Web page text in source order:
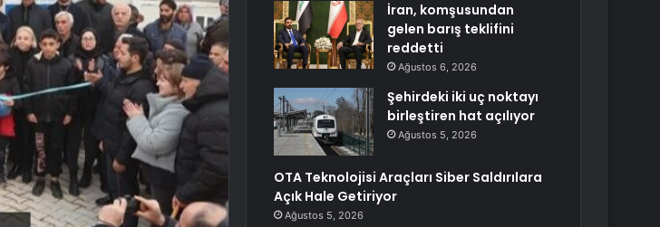
İran, komşusundan
gelen barış teklifini
reddetti
Ağustos 6, 2026
Şehirdeki iki uç noktayı
birleştiren hat açılıyor
Ağustos 5, 2026
OTA Teknolojisi Araçları Siber Saldırılara
Açık Hale Getiriyor
Ağustos 5, 2026